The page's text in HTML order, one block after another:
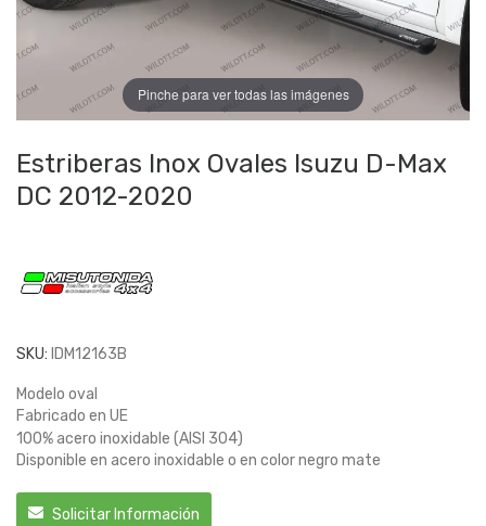
Pinche para ver todas las imágenes
Estriberas Inox Ovales Isuzu D-Max
DC 2012-2020
SKU: IDM12163B
Modelo oval
Fabricado en UE
100% acero inoxidable (AISI 304)
Disponible en acero inoxidable o en color negro mate
Solicitar Información